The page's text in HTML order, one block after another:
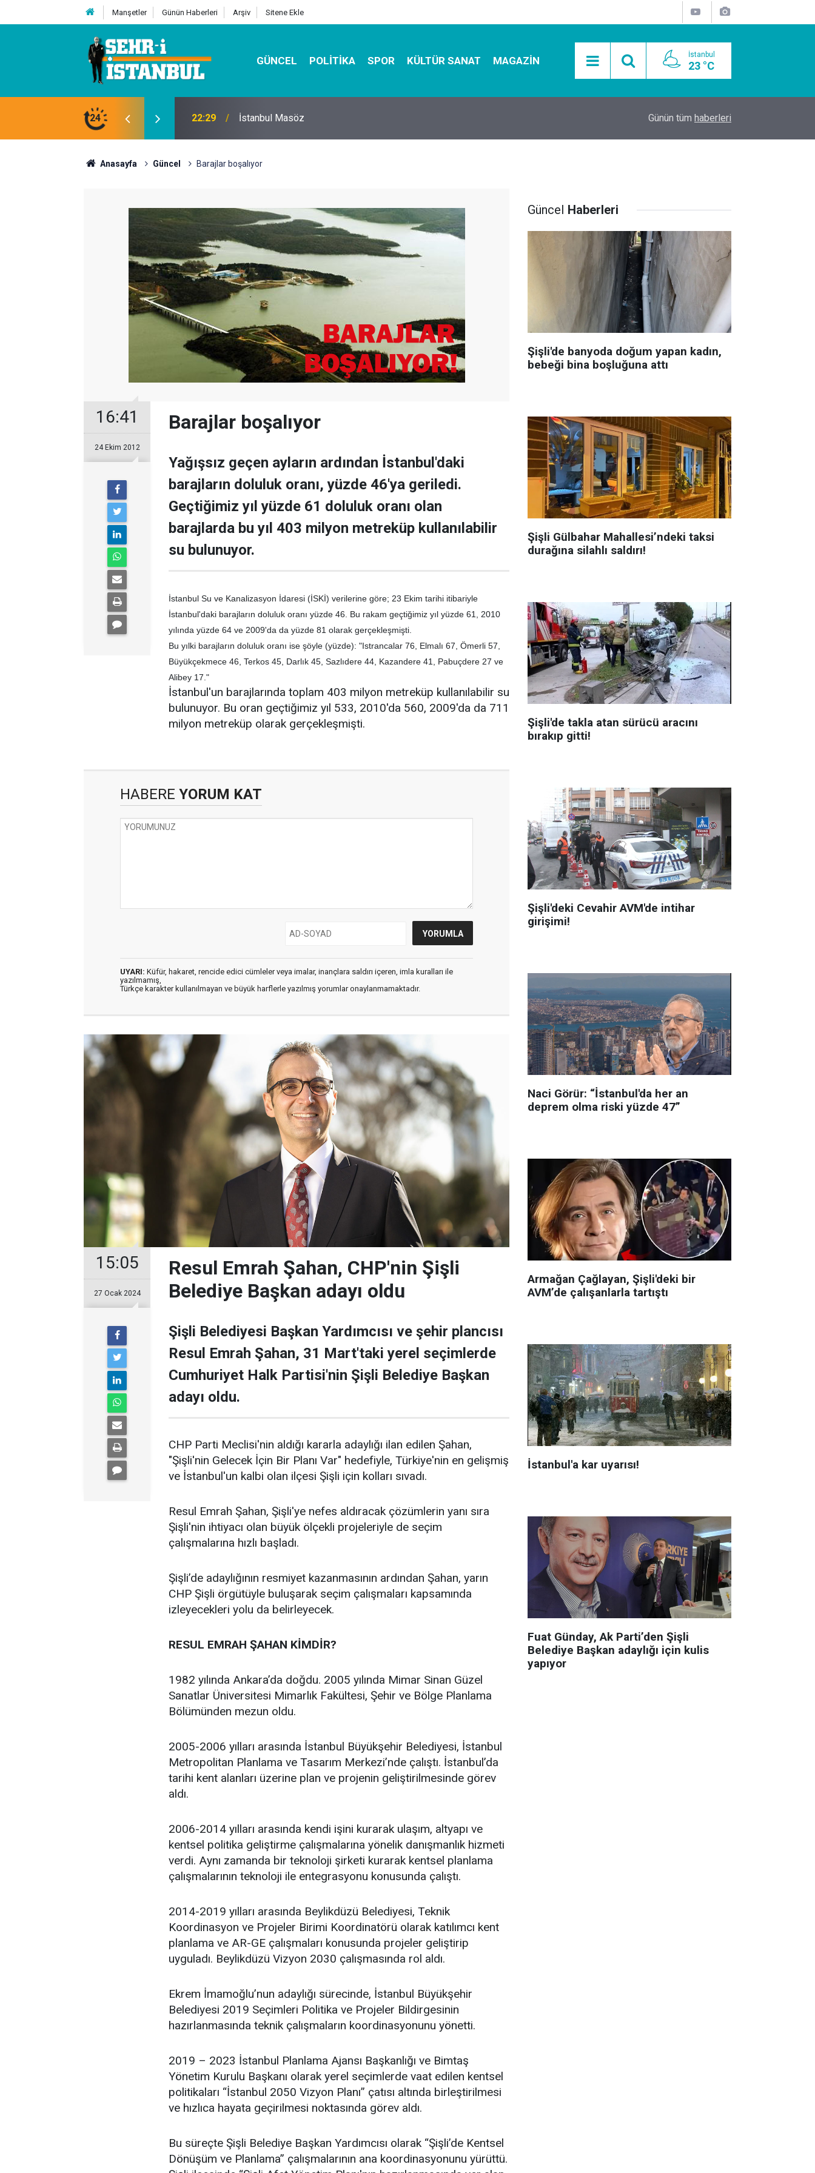
Manşetler Günün Haberleri Arşiv Sitene Ekle
GÜNCEL POLITIKA SPOR KÜLTÜR SANAT MAGAZIN İstanbul
23 °C
24 07:32 Kutu Sihirbazı ile Estetik, Dayanıklı ve Çevre Dostu Ambalaj Mobil Araçlarla Hayır Lokması Dağıtımının
Günün tüm haberleri
Anasayfa Güncel Barajlar boşalıyor
16:41
24 Ekim 2012
Barajlar boşalıyor
Yağışsız geçen ayların ardından İstanbul'daki
barajların doluluk oranı, yüzde 46'ya geriledi.
Geçtiğimiz yıl yüzde 61 doluluk oranı olan
barajlarda bu yıl 403 milyon metreküp kullanılabilir
su bulunuyor.
İstanbul Su ve Kanalizasyon İdaresi (İSKİ) verilerine göre; 23 Ekim tarihi itibariyle
İstanbul'daki barajların doluluk oranı yüzde 46. Bu rakam geçtiğimiz yıl yüzde 61, 2010
yılında yüzde 64 ve 2009'da da yüzde 81 olarak gerçekleşmişti.
Bu yılki barajların doluluk oranı ise şöyle (yüzde): "Istrancalar 76, Elmalı 67, Ömerli 57,
Büyükçekmece 46, Terkos 45, Darlık 45, Sazlıdere 44, Kazandere 41, Pabuçdere 27 ve
Alibey 17."
İstanbul'un barajlarında toplam 403 milyon metreküp kullanılabilir su
bulunuyor. Bu oran geçtiğimiz yıl 533, 2010'da 560, 2009'da da 711
milyon metreküp olarak gerçekleşmişti.
HABERE YORUM KAT
UYARI: Küfür, hakaret, rencide edici cümleler veya imalar, inançlara saldırı içeren, imla kuralları ile
yazılmamış,
Türkçe karakter kullanılmayan ve büyük harflerle yazılmış yorumlar onaylanmamaktadır.
15:05
27 Ocak 2024
Resul Emrah Şahan, CHP'nin Şişli
Belediye Başkan adayı oldu
Şişli Belediyesi Başkan Yardımcısı ve şehir plancısı
Resul Emrah Şahan, 31 Mart'taki yerel seçimlerde
Cumhuriyet Halk Partisi'nin Şişli Belediye Başkan
adayı oldu.
CHP Parti Meclisi'nin aldığı kararla adaylığı ilan edilen Şahan,
"Şişli'nin Gelecek İçin Bir Planı Var" hedefiyle, Türkiye'nin en gelişmiş
ve İstanbul'un kalbi olan ilçesi Şişli için kolları sıvadı.
Resul Emrah Şahan, Şişli'ye nefes aldıracak çözümlerin yanı sıra
Şişli'nin ihtiyacı olan büyük ölçekli projeleriyle de seçim
çalışmalarına hızlı başladı.
Şişli’de adaylığının resmiyet kazanmasının ardından Şahan, yarın
CHP Şişli örgütüyle buluşarak seçim çalışmaları kapsamında
izleyecekleri yolu da belirleyecek.
RESUL EMRAH ŞAHAN KİMDİR?
1982 yılında Ankara’da doğdu. 2005 yılında Mimar Sinan Güzel
Sanatlar Üniversitesi Mimarlık Fakültesi, Şehir ve Bölge Planlama
Bölümünden mezun oldu.
2005-2006 yılları arasında İstanbul Büyükşehir Belediyesi, İstanbul
Metropolitan Planlama ve Tasarım Merkezi’nde çalıştı. İstanbul’da
tarihi kent alanları üzerine plan ve projenin geliştirilmesinde görev
aldı.
2006-2014 yılları arasında kendi işini kurarak ulaşım, altyapı ve
kentsel politika geliştirme çalışmalarına yönelik danışmanlık hizmeti
verdi. Aynı zamanda bir teknoloji şirketi kurarak kentsel planlama
çalışmalarının teknoloji ile entegrasyonu konusunda çalıştı.
2014-2019 yılları arasında Beylikdüzü Belediyesi, Teknik
Koordinasyon ve Projeler Birimi Koordinatörü olarak katılımcı kent
planlama ve AR-GE çalışmaları konusunda projeler geliştirip
uyguladı. Beylikdüzü Vizyon 2030 çalışmasında rol aldı.
Ekrem İmamoğlu’nun adaylığı sürecinde, İstanbul Büyükşehir
Belediyesi 2019 Seçimleri Politika ve Projeler Bildirgesinin
hazırlanmasında teknik çalışmaların koordinasyonunu yönetti.
2019 – 2023 İstanbul Planlama Ajansı Başkanlığı ve Bimtaş
Yönetim Kurulu Başkanı olarak yerel seçimlerde vaat edilen kentsel
politikaları “İstanbul 2050 Vizyon Planı” çatısı altında birleştirilmesi
ve hızlıca hayata geçirilmesi noktasında görev aldı.
Bu süreçte Şişli Belediye Başkan Yardımcısı olarak “Şişli’de Kentsel
Dönüşüm ve Planlama” çalışmalarının ana koordinasyonunu yürüttü.
Güncel Haberleri
Şişli'de banyoda doğum yapan kadın,
bebeği bina boşluğuna attı
Şişli Gülbahar Mahallesi’ndeki taksi
durağına silahlı saldırı!
Şişli'de takla atan sürücü aracını
bırakıp gitti!
Şişli'deki Cevahir AVM'de intihar
girişimi!
Naci Görür: “İstanbul'da her an
deprem olma riski yüzde 47”
Armağan Çağlayan, Şişli'deki bir
AVM’de çalışanlarla tartıştı
İstanbul'a kar uyarısı!
Fuat Günday, Ak Parti’den Şişli
Belediye Başkan adaylığı için kulis
yapıyor